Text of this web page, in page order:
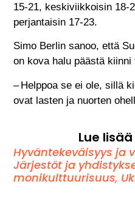
15-21, keskiviikkoisin 18-
perjantaisin 17-23.
Simo Berlin sanoo, että
on kova halu päästä kiinni
– Helppoa se ei ole, sillä
ovat lasten ja nuorten
Lue
Hyväntekeväisyys ja
Järjestöt ja
monikulttuurisuus,